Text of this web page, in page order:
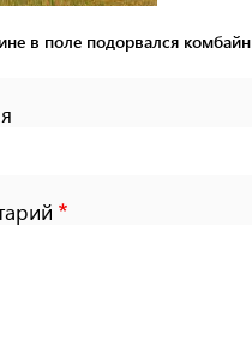
в поле подорвался комбайн